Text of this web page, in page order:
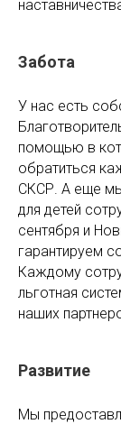
Забота
У нас есть
помощью в
обратиться
СКСР. А еще
для детей
сентября и
гарантируем
Каждому
льготная
наших
Развитие
Мы